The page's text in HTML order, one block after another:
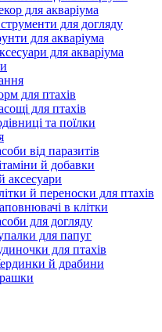
для акваріума
для догляду
для акваріума
для акваріума
для птахів
для птахів
та поїлки
від паразитів
й добавки
аксесуари
й переноски для птахів
в клітки
для догляду
для папуг
для птахів
й драбини